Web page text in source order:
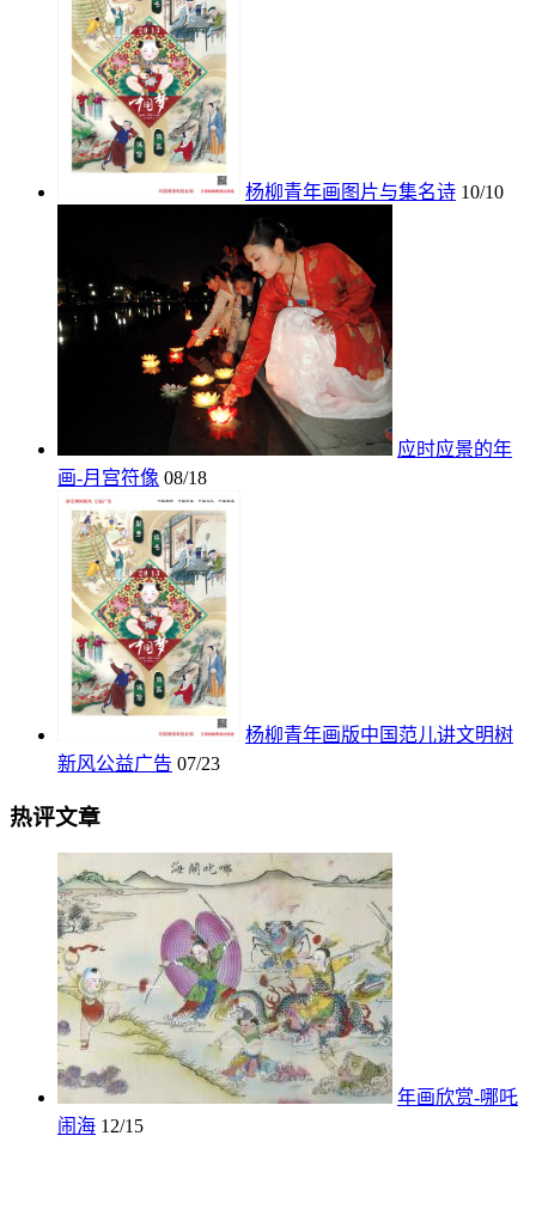
杨柳青年画图片与集名诗 10/10
应时应景的年
画-月宫符像 08/18
杨柳青年画版中国范儿讲文明树
新风公益广告 07/23
热评文章
年画欣赏-哪吒
闹海 12/15